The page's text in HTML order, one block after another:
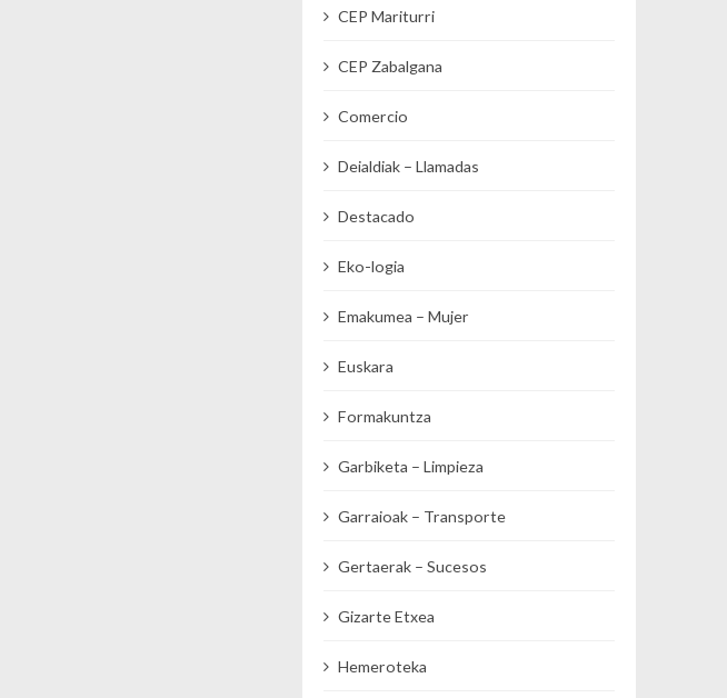
CEP Mariturri
CEP Zabalgana
Comercio
Deialdiak – Llamadas
Destacado
Eko-logia
Emakumea – Mujer
Euskara
Formakuntza
Garbiketa – Limpieza
Garraioak – Transporte
Gertaerak – Sucesos
Gizarte Etxea
Hemeroteka